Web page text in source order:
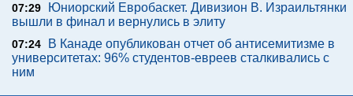
07:29
Юниорский Евробаскет. Дивизион В. Израильтянки
вышли в финал и вернулись в элиту
07:24
В Канаде опубликован отчет об антисемитизме в
университетах: 96% студентов-евреев сталкивались с
ним